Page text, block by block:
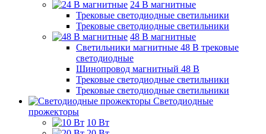
24 B магнитные
Трековые светодиодные светильники
Трековые светодиодные светильники
48 B магнитные
Светильники магнитные 48 В трековые
светодиодные
Шинопровод магнитный 48 В
Трековые светодиодные светильники
Трековые светодиодные светильники
Светодиодные
прожекторы
10 Вт